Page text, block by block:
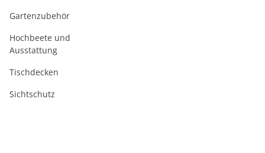
Gartenzubehör
Hochbeete und
Ausstattung
Tischdecken
Sichtschutz